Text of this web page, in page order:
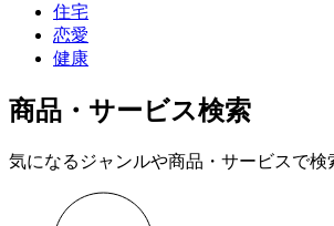
住宅
恋愛
健康
商品・サービス検索
気になるジャンルや商品・サービスで検